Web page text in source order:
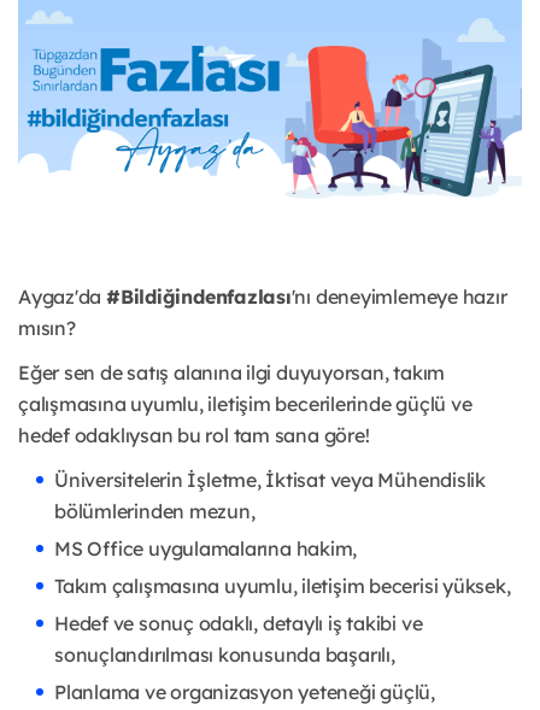
Aygaz'da #Bildiğindenfazlası'nı deneyimlemeye hazır
mısın?
Eğer sen de satış alanına ilgi duyuyorsan, takım
çalışmasına uyumlu, iletişim becerilerinde güçlü ve
hedef odaklıysan bu rol tam sana göre!
Üniversitelerin İşletme, İktisat veya Mühendislik
bölümlerinden mezun,
MS Office uygulamalarına hakim,
Takım çalışmasına uyumlu, iletişim becerisi yüksek,
Hedef ve sonuç odaklı, detaylı iş takibi ve
sonuçlandırılması konusunda başarılı,
Planlama ve organizasyon yeteneği güçlü,